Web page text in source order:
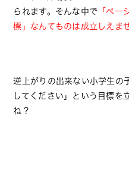
られます。そんな中で 「ペー
標」なんてものは成立しえま
逆上がりの出来ない小学生の
してください」という目標を
ね？